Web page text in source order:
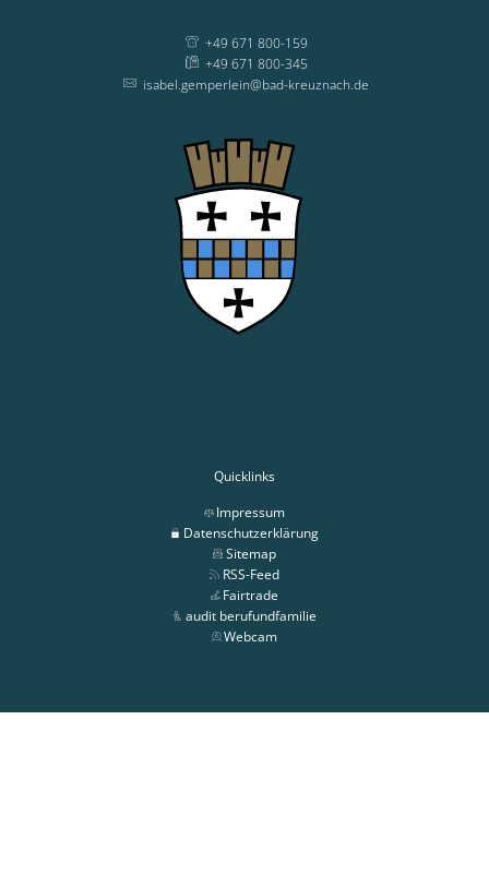
+49 671 800-159
+49 671 800-345
isabel.gemperlein@bad-kreuznach.de
Quicklinks
Impressum
Datenschutzerklärung
Sitemap
RSS-Feed
Fairtrade
audit berufundfamilie
Webcam